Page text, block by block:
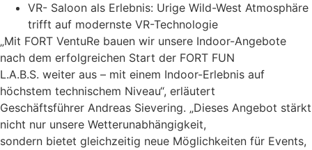
VR- Saloon als Erlebnis: Urige Wild-West Atmosphäre
trifft auf modernste VR-Technologie
„Mit FORT VentuRe bauen wir unsere Indoor-Angebote
nach dem erfolgreichen Start der FORT FUN
L.A.B.S. weiter aus – mit einem Indoor-Erlebnis auf
höchstem technischem Niveau“, erläutert
Geschäftsführer Andreas Sievering. „Dieses Angebot stärkt
nicht nur unsere Wetterunabhängigkeit,
sondern bietet gleichzeitig neue Möglichkeiten für Events,